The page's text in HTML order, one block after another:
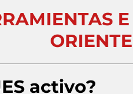
activo?